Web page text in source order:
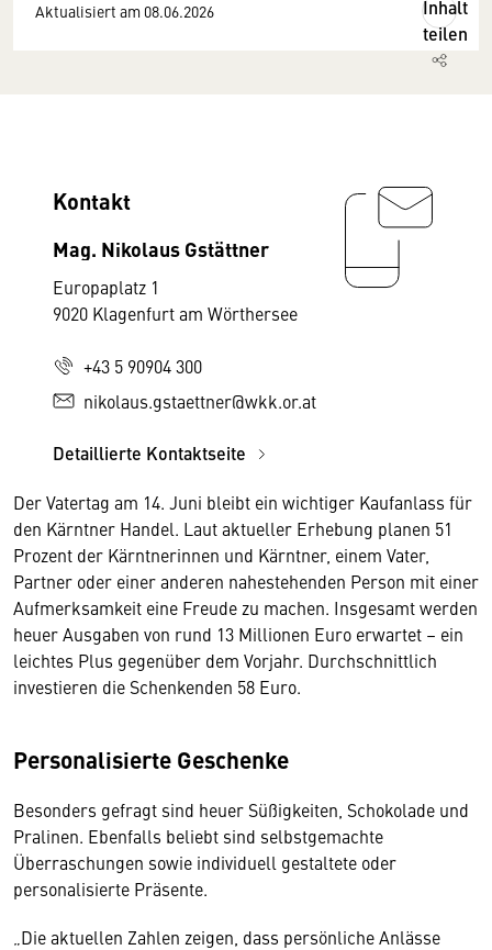
Aktualisiert am 08.06.2026
Inhalt
teilen
Kontakt
Mag. Nikolaus Gstättner
Europaplatz 1
9020 Klagenfurt am Wörthersee
+43 5 90904 300
nikolaus.gstaettner@wkk.or.at
Detaillierte Kontaktseite
Der Vatertag am 14. Juni bleibt ein wichtiger Kaufanlass für
den Kärntner Handel. Laut aktueller Erhebung planen 51
Prozent der Kärntnerinnen und Kärntner, einem Vater,
Partner oder einer anderen nahestehenden Person mit einer
Aufmerksamkeit eine Freude zu machen. Insgesamt werden
heuer Ausgaben von rund 13 Millionen Euro erwartet – ein
leichtes Plus gegenüber dem Vorjahr. Durchschnittlich
investieren die Schenkenden 58 Euro.
Personalisierte Geschenke
Besonders gefragt sind heuer Süßigkeiten, Schokolade und
Pralinen. Ebenfalls beliebt sind selbstgemachte
Überraschungen sowie individuell gestaltete oder
personalisierte Präsente.
„Die aktuellen Zahlen zeigen, dass persönliche Anlässe